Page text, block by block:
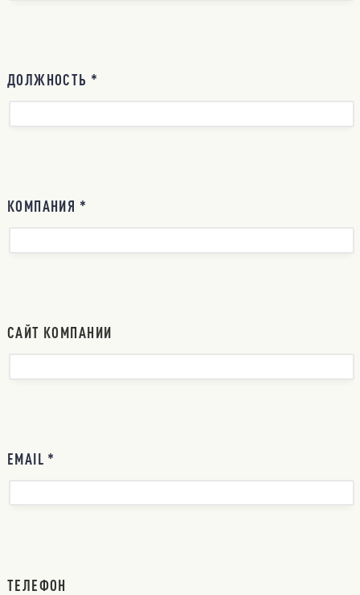
ДОЛЖНОСТЬ *
КОМПАНИЯ *
САЙТ КОМПАНИИ
EMAIL *
ТЕЛЕФОН